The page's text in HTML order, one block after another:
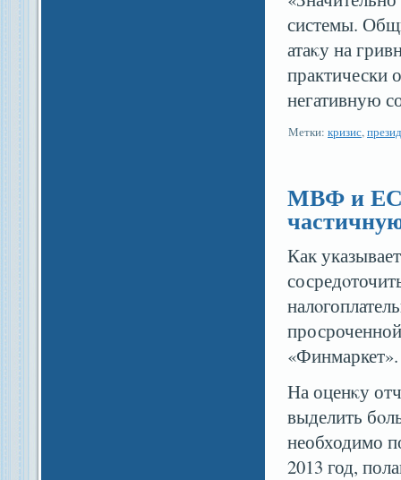
системы.
атаκу на
практически
негативную
Метки: кризис,
МВФ и ЕС
Как
«Финмаркет».
На оценκу
выделить
необходимо
2013 год,